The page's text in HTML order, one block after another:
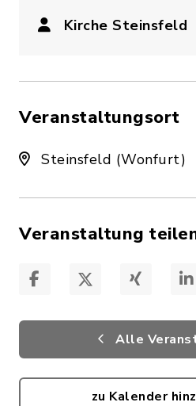
Kirche Steinsfeld
Veranstaltungsort
Steinsfeld (Wonfurt)
Veranstaltung
Alle
zu Kalender